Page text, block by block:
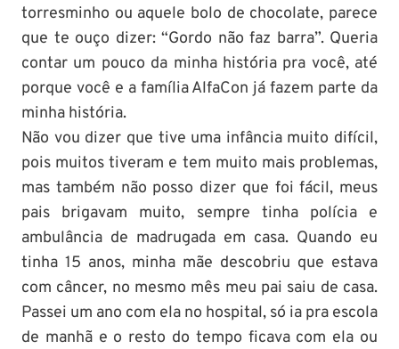
torresminho ou aquele bolo de chocolate, parece
que te ouço dizer: “Gordo não faz barra”. Queria
contar um pouco da minha história pra você, até
porque você e a família AlfaCon já fazem parte da
minha história.
Não vou dizer que tive uma infância muito difícil,
pois muitos tiveram e tem muito mais problemas,
mas também não posso dizer que foi fácil, meus
pais brigavam muito, sempre tinha polícia e
ambulância de madrugada em casa. Quando eu
tinha 15 anos, minha mãe descobriu que estava
com câncer, no mesmo mês meu pai saiu de casa.
Passei um ano com ela no hospital, só ia pra escola
de manhã e o resto do tempo ficava com ela ou